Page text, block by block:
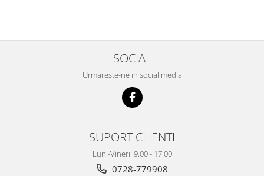
SOCIAL
Urmareste-ne in social media
SUPORT CLIENTI
Luni-Vineri: 9.00 - 17.00
0728-779908